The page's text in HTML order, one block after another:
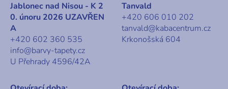
Jablonec nad Nisou - K 2
0. únoru 2026 UZAVŘEN
A
+420 602 360 535
info@barvy-tapety.cz
U Přehrady 4596/42A
Tanvald
+420 606 010 202
tanvald@kabacentrum.cz
Krkonošská 604